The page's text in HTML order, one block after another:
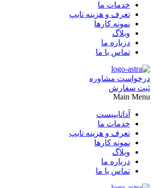
خدمات ما
تعرف و هزینه تایپ
نمونه کارها
وبلاگ
درباره ما
تماس با ما
درخواست مشاوره
ثبت سفارش
Main Menu
آداتایپیست
خدمات ما
تعرف و هزینه تایپ
نمونه کارها
وبلاگ
درباره ما
تماس با ما